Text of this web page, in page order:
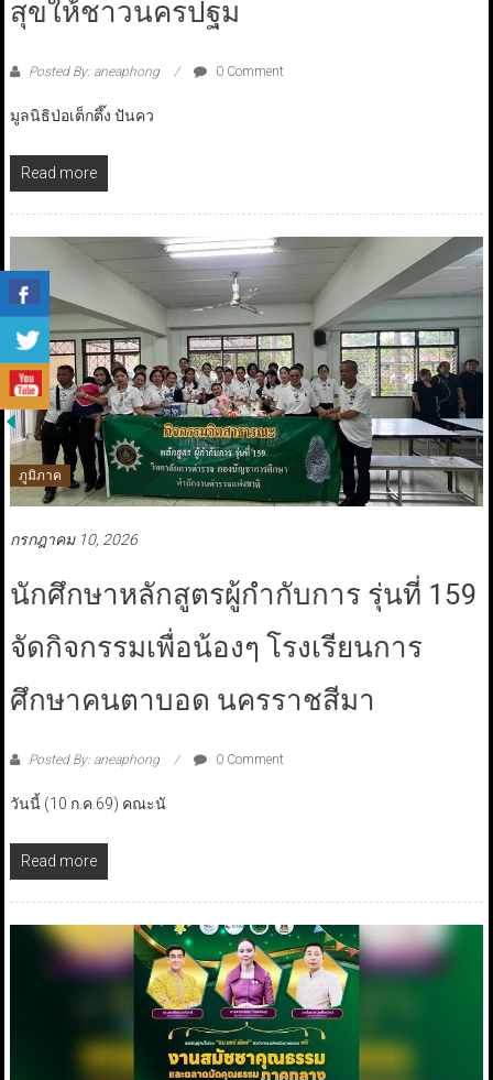
สุขให้ชาวนครปฐม
Posted By: aneaphong 0 Comment
มูลนิธิป่อเต็กตึ๊ง ปันคว
Read more
ภูมิภาค
กรกฎาคม 10, 2026
นักศึกษาหลักสูตรผู้กำกับการ รุ่นที่ 159
จัดกิจกรรมเพื่อน้องๆ โรงเรียนการ
ศึกษาคนตาบอด นครราชสีมา
Posted By: aneaphong 0 Comment
วันนี้ (10 ก.ค.69) คณะนั
Read more